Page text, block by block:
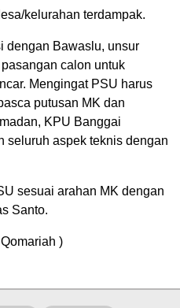
kelurahan terdampak.
dengan Bawaslu, unsur
calon untuk
Mengingat PSU harus
putusan MK dan
KPU Banggai
seluruh aspek teknis dengan
sesuai arahan MK dengan
Santo.
)